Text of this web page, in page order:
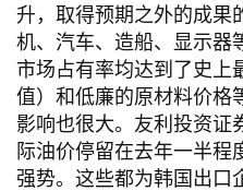
升，取得预期之外的成果
机、汽车、造船、显示器
市场占有率均达到了史上
值）和低廉的原材料价格
影响也很大。友利投资证
际油价停留在去年一半程
强势。这些都为韩国出口